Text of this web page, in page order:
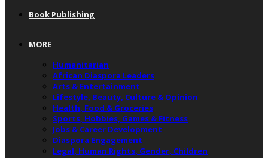
Book Publishing
MORE
Humanitarian
African Diaspora Leaders
Arts & Entertainment
Lifestyle, Beauty, Culture & Opinion
Health, Food & Groceries
Sports, Hobbies, Games & Fitness
Jobs & Career Development
Diaspora Engagement
Legal, Human Rights, Gender, Children